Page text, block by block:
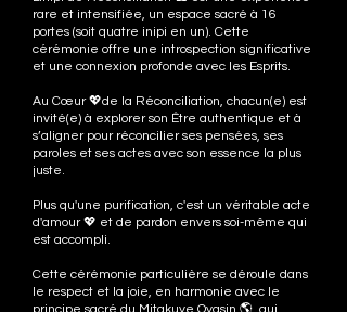
rare et intensifiée, un espace sacré à 16
portes (soit quatre inipi en un). Cette
cérémonie offre une introspection significative
et une connexion profonde avec les Esprits.
Au Cœur 💖de la Réconciliation, chacun(e) est
invité(e) à explorer son Être authentique et à
s’aligner pour réconcilier ses pensées, ses
paroles et ses actes avec son essence la plus
juste.
Plus qu'une purification, c'est un véritable acte
d'amour 💖 et de pardon envers soi-même qui
est accompli.
Cette cérémonie particulière se déroule dans
le respect et la joie, en harmonie avec le